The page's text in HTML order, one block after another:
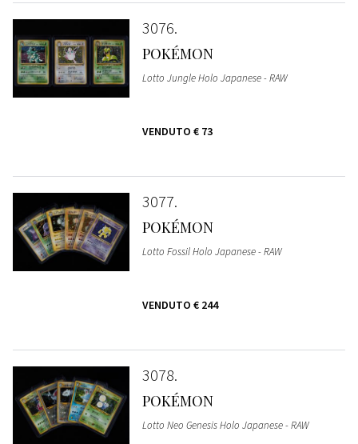
3076
POKÉMON
Lotto Jungle Holo Japanese - RAW
VENDUTO € 73
3077
POKÉMON
Lotto Fossil Holo Japanese - RAW
VENDUTO € 244
3078
POKÉMON
Lotto Neo Genesis Holo Japanese - RAW